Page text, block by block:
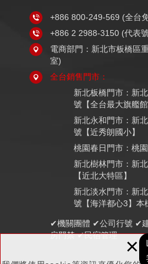
×
+886 800-249-569 (全台
+886 2 2988-3150 (代表
電商部門：新北市板橋區
室)
全台銷售門市：
新北板橋門市：新
號【全台最大旗艦館
新北永和門市：新
號【近秀朗國小】
桃園春日門市：桃
新北樹林門市：新
【近北大特區】
新北淡水門市：新
號【海洋都心3】本
✔機關團體 ✔公司行號 ✔
房門禁 ✔民宿管理